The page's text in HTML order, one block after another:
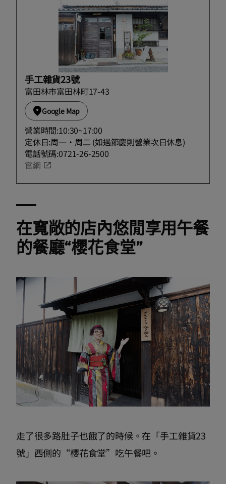
手工雜貨23號
富田林市富田林町17-43
Google Map
營業時間:10:30~17:00
定休日:周一・周二 (如遇節慶則營業次日休息)
電話號碼:0721-26-2500
官網
在寬敞的店內悠閒享用午餐
的餐廳“櫻花食堂”
走了很多路肚子也餓了的時候。在「手工雜貨23
號」西側的“櫻花食堂”吃午餐吧。